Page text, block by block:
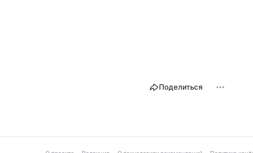
Поделиться